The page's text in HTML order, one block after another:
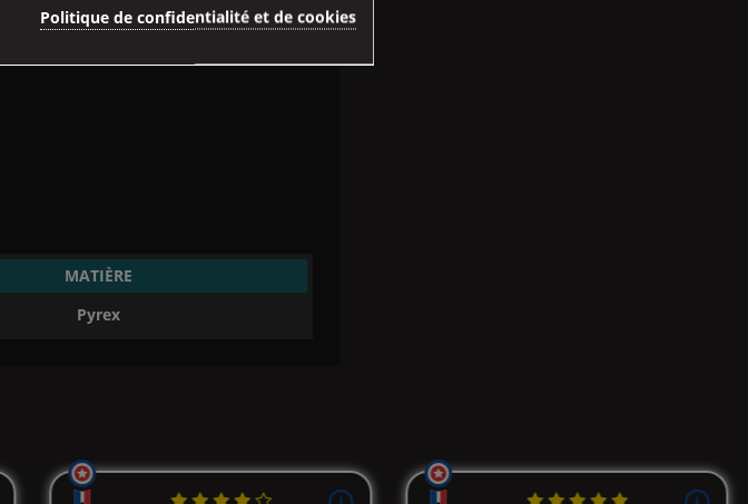
MATIÈRE
Pyrex
Politique de confidentialité et de cookies